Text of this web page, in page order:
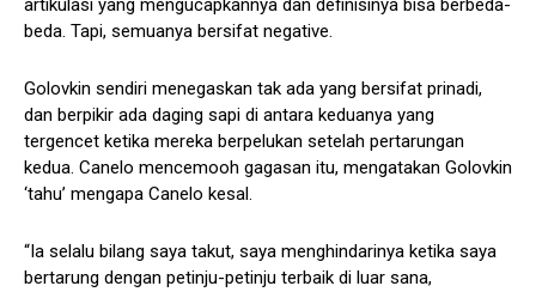
artikulasi yang mengucapkannya dan definisinya bisa berbeda-
beda. Tapi, semuanya bersifat negative.
Golovkin sendiri menegaskan tak ada yang bersifat prinadi,
dan berpikir ada daging sapi di antara keduanya yang
tergencet ketika mereka berpelukan setelah pertarungan
kedua. Canelo mencemooh gagasan itu, mengatakan Golovkin
‘tahu’ mengapa Canelo kesal.
“Ia selalu bilang saya takut, saya menghindarinya ketika saya
bertarung dengan petinju-petinju terbaik di luar sana,